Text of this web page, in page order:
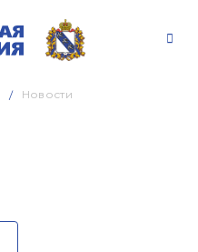
Новости